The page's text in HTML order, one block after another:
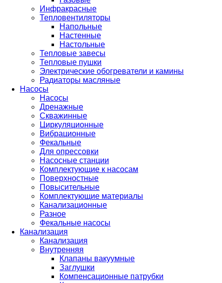
Инфракрасные
Тепловентиляторы
Напольные
Настенные
Настольные
Тепловые завесы
Тепловые пушки
Электрические обогреватели и камины
Радиаторы масляные
Насосы
Насосы
Дренажные
Скважинные
Циркуляционные
Вибрационные
Фекальные
Для опрессовки
Насосные станции
Комплектующие к насосам
Поверхностные
Повысительные
Комплектующие материалы
Канализационные
Разное
Фекальные насосы
Канализация
Канализация
Внутренняя
Клапаны вакуумные
Заглушки
Компенсационные патрубки